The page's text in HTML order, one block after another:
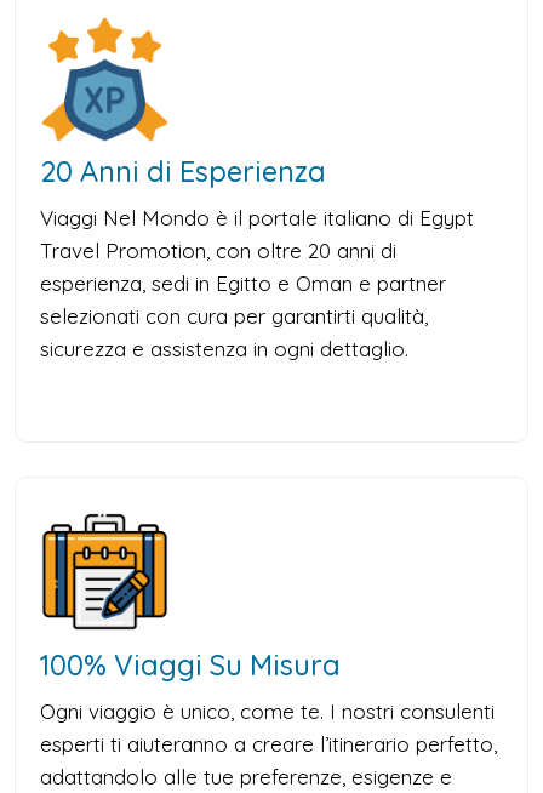
20 Anni di Esperienza
Viaggi Nel Mondo è il portale italiano di Egypt
Travel Promotion, con oltre 20 anni di
esperienza, sedi in Egitto e Oman e partner
selezionati con cura per garantirti qualità,
sicurezza e assistenza in ogni dettaglio.
100% Viaggi Su Misura
Ogni viaggio è unico, come te. I nostri consulenti
esperti ti aiuteranno a creare l’itinerario perfetto,
adattandolo alle tue preferenze, esigenze e